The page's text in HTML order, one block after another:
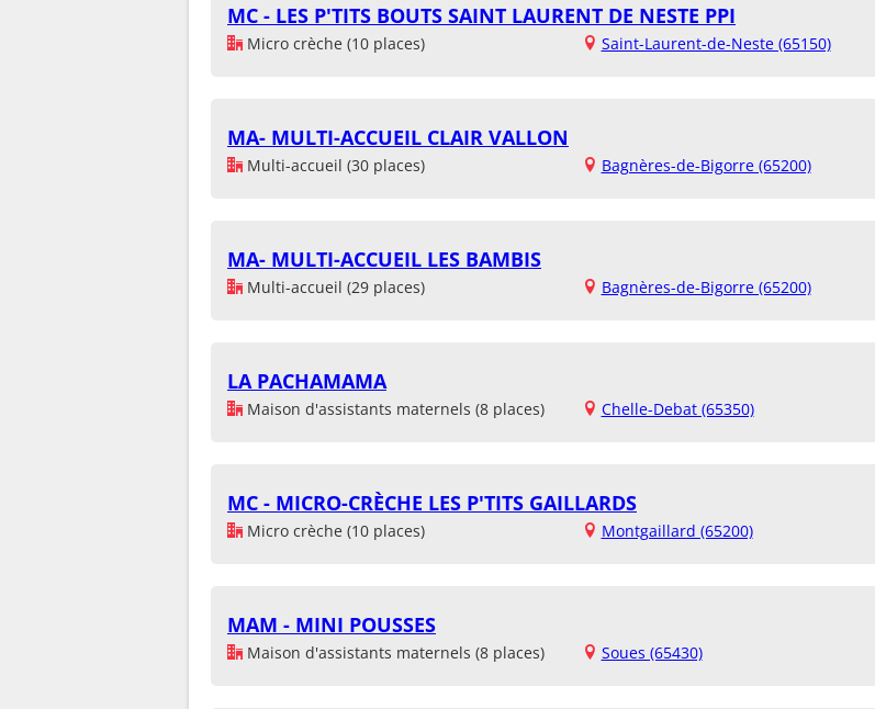
MC - LES P'TITS BOUTS SAINT LAURENT DE NESTE PPI
Micro crèche (10 places) Saint-Laurent-de-Neste (65150)
MA- MULTI-ACCUEIL CLAIR VALLON
Multi-accueil (30 places) Bagnères-de-Bigorre (65200)
MA- MULTI-ACCUEIL LES BAMBIS
Multi-accueil (29 places) Bagnères-de-Bigorre (65200)
LA PACHAMAMA
Maison d'assistants maternels (8 places) Chelle-Debat (65350)
MC - MICRO-CRÈCHE LES P'TITS GAILLARDS
Micro crèche (10 places) Montgaillard (65200)
MAM - MINI POUSSES
Maison d'assistants maternels (8 places) Soues (65430)